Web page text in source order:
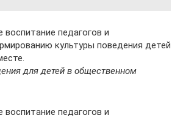
педагогов и
культуры поведения детей
для детей в общественном
педагогов и